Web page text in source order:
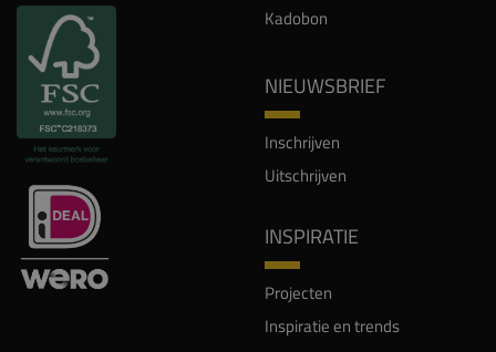
Kadobon
NIEUWSBRIEF
Inschrijven
Uitschrijven
INSPIRATIE
Projecten
Inspiratie en trends